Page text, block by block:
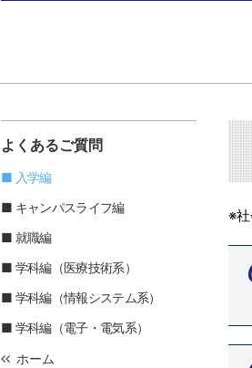
よくあるご質問
入学編
キャンパスライフ編
就職編
学科編（医療技術系）
学科編（情報システム系）
学科編（電子・電気系）
ホーム
※